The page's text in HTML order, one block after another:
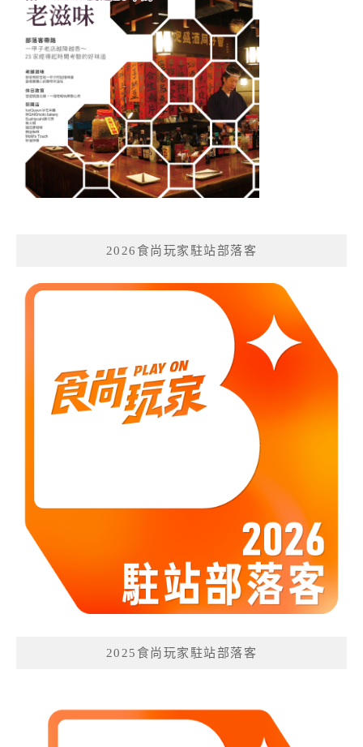
2026食尚玩家駐站部落客
2025食尚玩家駐站部落客